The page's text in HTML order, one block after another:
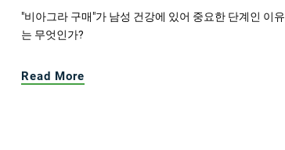
"비아그라 구매"가 남성 건강에 있어 중요한 단계인 이유
는 무엇인가?
Read More